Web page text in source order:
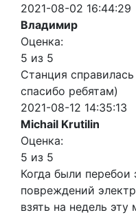
2021-08-02 16:44:29
Владимир
Оценка:
5 из 5
Станция
спасибо ребятам)
2021-08-12 14:35:13
Michail Krutilin
Оценка:
5 из 5
Когда были перебои
повреждений
взять на недель эту